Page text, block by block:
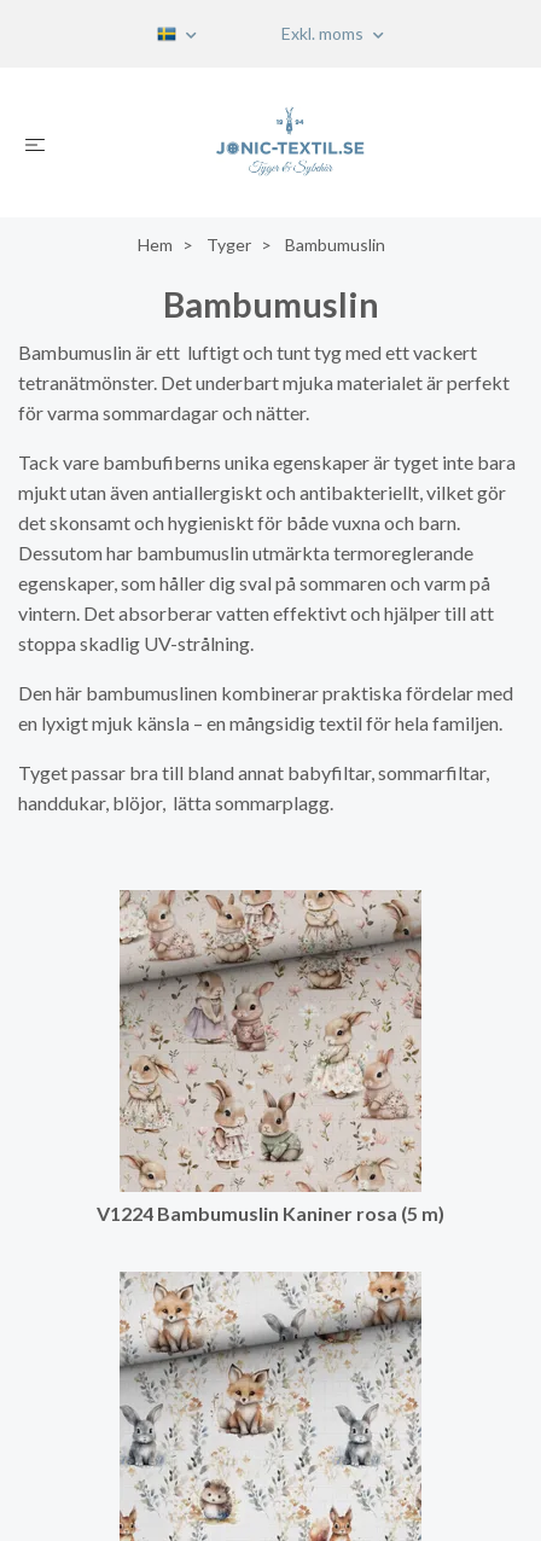
Exkl. moms
Hem Tyger Bambumuslin
Bambumuslin
Bambumuslin är ett luftigt och tunt tyg med ett vackert
tetranätmönster. Det underbart mjuka materialet är perfekt
för varma sommardagar och nätter.
Tack vare bambufiberns unika egenskaper är tyget inte bara
mjukt utan även antiallergiskt och antibakteriellt, vilket gör
det skonsamt och hygieniskt för både vuxna och barn.
Dessutom har bambumuslin utmärkta termoreglerande
egenskaper, som håller dig sval på sommaren och varm på
vintern. Det absorberar vatten effektivt och hjälper till att
stoppa skadlig UV-strålning.
Den här bambumuslinen kombinerar praktiska fördelar med
en lyxigt mjuk känsla – en mångsidig textil för hela familjen.
Tyget passar bra till bland annat babyfiltar, sommarfiltar,
handdukar, blöjor, lätta sommarplagg.
V1224 Bambumuslin Kaniner rosa (5 m)